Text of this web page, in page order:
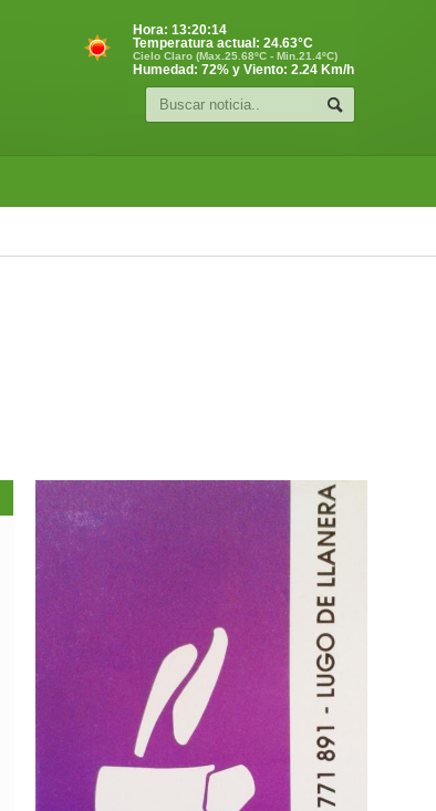
Hora: 13:20:14
Temperatura actual: 24.63°C
Cielo Claro (Max.25.68ºC - Min.21.4ºC)
Humedad: 72% y Viento: 2.24 Km/h